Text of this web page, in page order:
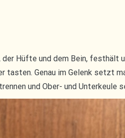
der Hüfte und dem Bein,
tasten. Genau im Gelenk setzt
und Ober- und Unterkeule